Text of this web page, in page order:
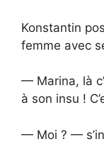
Konstantin
femme avec
— Marina, là
à son insu !
— Moi ? —